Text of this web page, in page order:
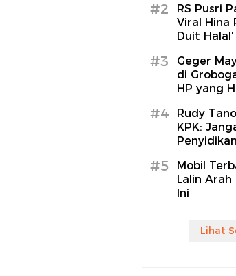
#2
RS Pusri
Viral Hina
Duit Halal'
#3
Geger
di
HP yang
#4
Rudy
KPK:
#5
Mobil
Lalin
Ini
Lihat